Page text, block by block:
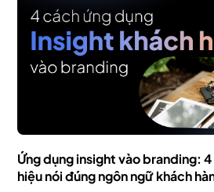
Ứng dụng insight vào branding:
hiệu nói đúng ngôn ngữ khách